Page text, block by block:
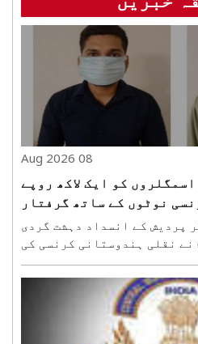
08 Aug 2026
کو ایک لاکھ روپے
نوٹوں کے ساتھ گرفتار
کیا
س)۔ اتر پردیش کے انسداد دہشت گردی
نے نقلی ہندوستانی کرنسی کی
ان سے پانچ -پانچ سو روپے کے 201 نقلی نوٹ برآمد